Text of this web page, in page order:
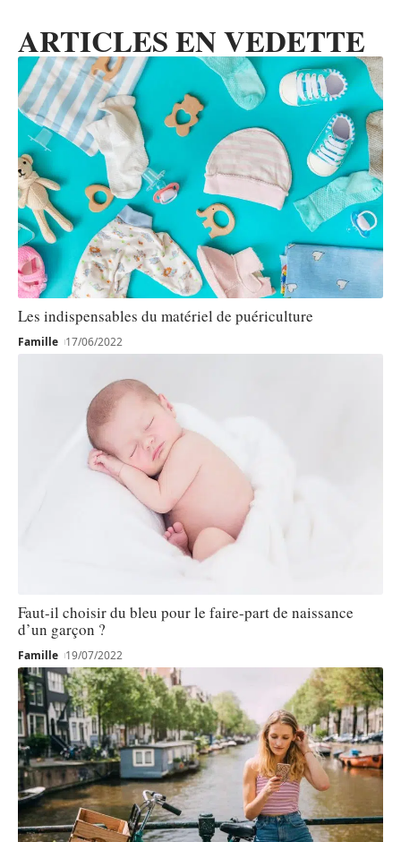
ARTICLES EN VEDETTE
Les indispensables du matériel de puériculture
Famille 17/06/2022
Faut-il choisir du bleu pour le faire-part de naissance
d’un garçon ?
Famille 19/07/2022